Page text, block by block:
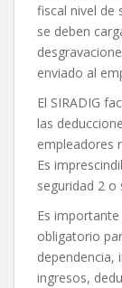
fiscal nivel de
se deben
enviado al
El SIRADIG
las
empleadores
Es
seguridad 2 o
Es importante
obligatorio
dependencia,
ingresos,